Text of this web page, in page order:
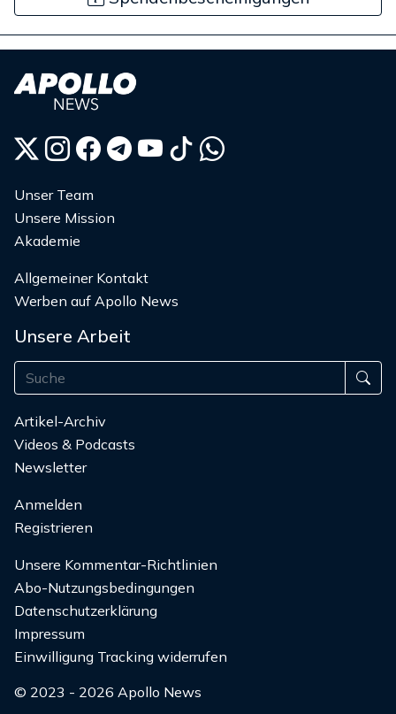
Unser Team
Unsere Mission
Akademie
Allgemeiner Kontakt
Werben auf Apollo News
Unsere Arbeit
Artikel-Archiv
Videos & Podcasts
Newsletter
Anmelden
Registrieren
Unsere Kommentar-Richtlinien
Abo-Nutzungsbedingungen
Datenschutzerklärung
Impressum
Einwilligung Tracking widerrufen
© 2023 - 2026 Apollo News